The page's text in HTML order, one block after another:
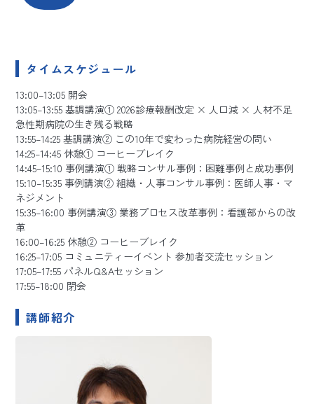
タイムスケジュール
13:00–13:05 開会
13:05–13:55 基調講演① 2026診療報酬改定 × 人口減 × 人材不足
急性期病院の生き残る戦略
13:55–14:25 基調講演② この10年で変わった病院経営の問い
14:25–14:45 休憩① コーヒーブレイク
14:45–15:10 事例講演① 戦略コンサル事例：困難事例と成功事例
15:10–15:35 事例講演② 組織・人事コンサル事例：医師人事・マ
ネジメント
15:35–16:00 事例講演③ 業務プロセス改革事例：看護部からの改
革
16:00–16:25 休憩② コーヒーブレイク
16:25–17:05 コミュニティーイベント 参加者交流セッション
17:05–17:55 パネルQ&Aセッション
17:55–18:00 閉会
講師紹介